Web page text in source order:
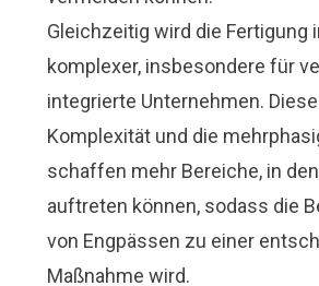
Gleichzeitig wird die Fertigung
komplexer, insbesondere für
integrierte Unternehmen.
Komplexität und die
schaffen mehr Bereiche, in
auftreten können, sodass die
von Engpässen zu einer
Maßnahme wird.